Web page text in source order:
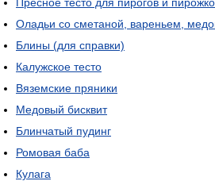
Оладьи со сметаной, вареньем,
Блины (для справки)
Калужское тесто
Вяземские пряники
Медовый бисквит
Блинчатый пудинг
Ромовая баба
Кулага